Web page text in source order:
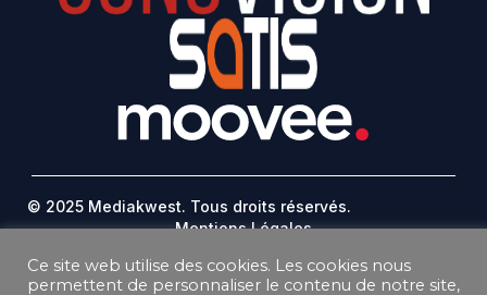
© 2025 Mediakwest. Tous droits réservés.
Mentions Légales
Contact
Ce site web utilise des cookies. Les cookies nous
permettent de personnaliser le contenu de notre site,